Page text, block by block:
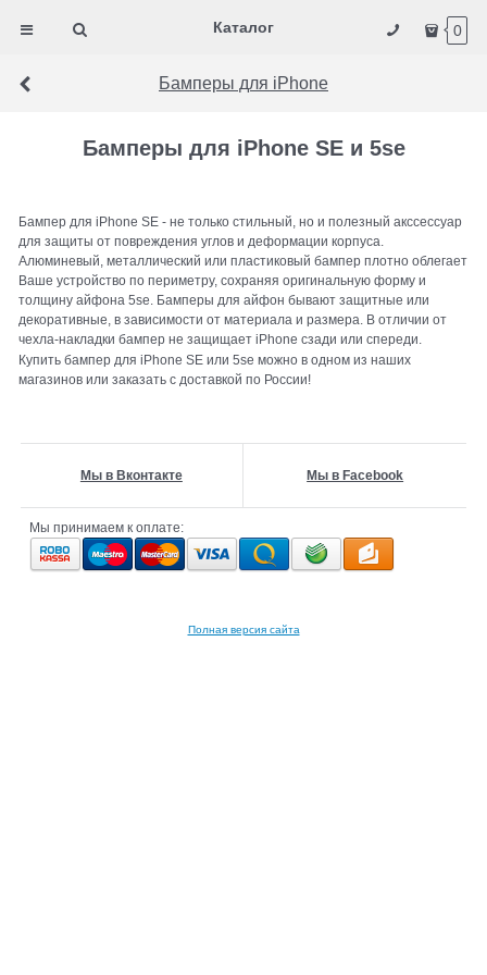
Каталог 0
Бамперы для iPhone
Бамперы для iPhone SE и 5se
Бампер для iPhone SE - не только стильный, но и полезный акссессуар
для защиты от повреждения углов и деформации корпуса.
Алюминевый, металлический или пластиковый бампер плотно облегает
Ваше устройство по периметру, сохраняя оригинальную форму и
толщину айфона 5se. Бамперы для айфон бывают защитные или
декоративные, в зависимости от материала и размера. В отличии от
чехла-накладки бампер не защищает iPhone сзади или спереди.
Купить бампер для iPhone SE или 5se можно в одном из наших
магазинов или заказать с доставкой по России!
Мы в Вконтакте Мы в Facebook
Мы принимаем к оплате:
Полная версия сайта